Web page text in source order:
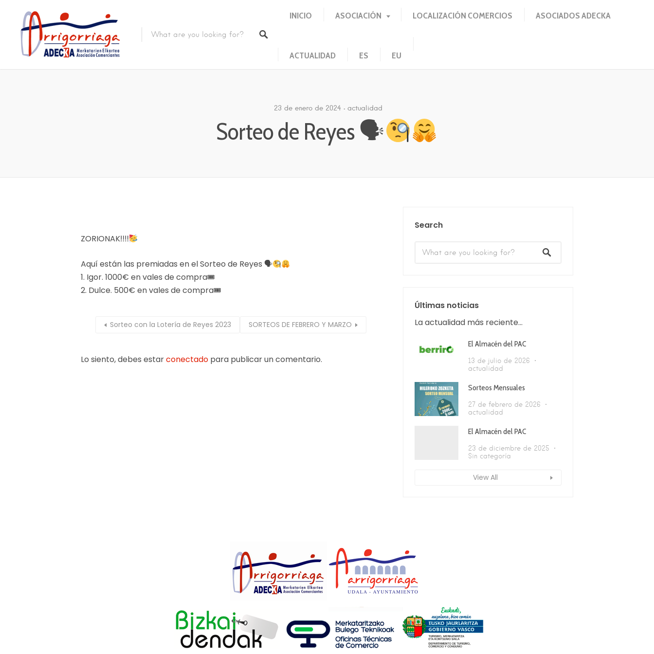
INICIO ASOCIACIÓN LOCALIZACIÓN COMERCIOS ASOCIADOS ADECKA
ACTUALIDAD ES EU
23 de enero de 2024 actualidad
Sorteo de Reyes 🗣
ZORIONAK‼‼
Aquí están las premiadas en el Sorteo de Reyes 🗣
1. Igor. 1000€ en vales de compra🎟
2. Dulce. 500€ en vales de compra🎟
Sorteo con la Lotería de Reyes 2023 SORTEOS DE FEBRERO Y MARZO
Lo siento, debes estarconectado para publicar un comentario.
Search
Últimas noticias
La actualidad más reciente...
El Almacén del PAC
13 de julio de 2026
actualidad
Sorteos Mensuales
27 de febrero de 2026
actualidad
El Almacén del PAC
23 de diciembre de 2025
Sin categoría
View All